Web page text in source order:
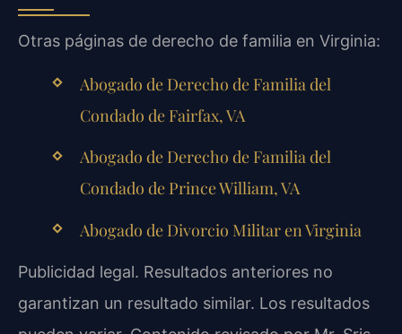
Otras páginas de derecho de familia en Virginia:
Abogado de Derecho de Familia del
Condado de Fairfax, VA
Abogado de Derecho de Familia del
Condado de Prince William, VA
Abogado de Divorcio Militar en Virginia
Publicidad legal. Resultados anteriores no
garantizan un resultado similar. Los resultados